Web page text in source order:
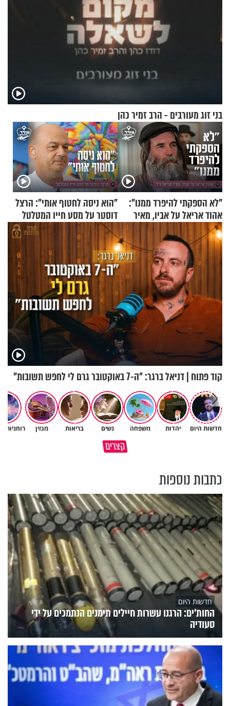
בני זוג מעורבים - הרב זמיר כהן
"לא הספקתי להיפרד ממנו":
אהוד אריאל על אביו, מאיר
אריאל ז"ל
"הוא ניסה לחטוף אותי": הרצל
דוסטר על מסע חייו המטלטל
קוד פתוח | דניאל ברגר: "ה-7 באוקטובר גרם לי לחפש תשובות"
חדשות היום יהדות משפחה נשים בריאות מגזין רוחניות
קצרים
תהיו אהרון הכהן - תשכינו שלום
כל קושי שחווית היה ניסיון
כתבות נוספות
חדשות היום
החות'ים: הרגנו עשרות חיילים תימנים הנתמכים על ידי
סעודיה